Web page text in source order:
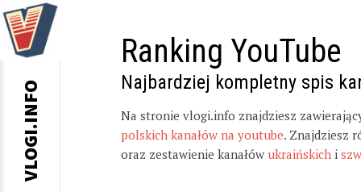
Ranking YouTube
Najbardziej kompletny spis
Na stronie vlogi.info znajdziesz
polskich kanałów na youtube. Znajdziesz
oraz zestawienie kanałów ukraińskich i
VLOGI.INFO